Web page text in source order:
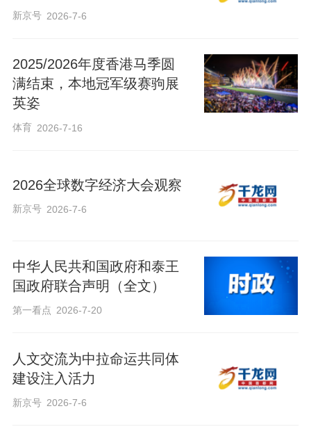
新京号 2026-7-6
2025/2026年度香港马季圆
满结束，本地冠军级赛驹展
英姿
体育 2026-7-16
2026全球数字经济大会观察
新京号 2026-7-6
中华人民共和国政府和泰王
国政府联合声明（全文）
第一看点 2026-7-20
人文交流为中拉命运共同体
建设注入活力
新京号 2026-7-6